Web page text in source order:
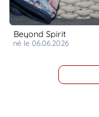
Beyond Spirit
né le 06.06.2026